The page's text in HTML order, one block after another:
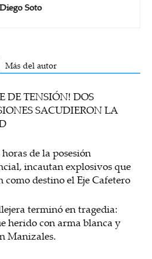
Diego Soto
Más del autor
DE TENSIÓN! DOS
SACUDIERON LA
de la posesión
incautan explosivos que
como destino el Eje Cafetero
terminó en tragedia:
herido con arma blanca y
Manizales.